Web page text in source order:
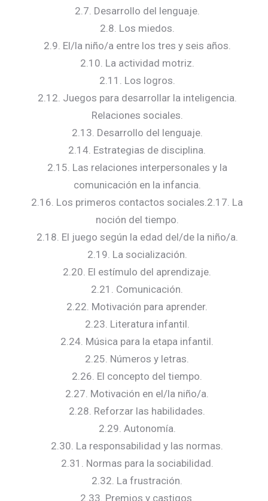
2.7. Desarrollo del lenguaje.
2.8. Los miedos.
2.9. El/la niño/a entre los tres y seis años.
2.10. La actividad motriz.
2.11. Los logros.
2.12. Juegos para desarrollar la inteligencia.
Relaciones sociales.
2.13. Desarrollo del lenguaje.
2.14. Estrategias de disciplina.
2.15. Las relaciones interpersonales y la
comunicación en la infancia.
2.16. Los primeros contactos sociales.2.17. La
noción del tiempo.
2.18. El juego según la edad del/de la niño/a.
2.19. La socialización.
2.20. El estímulo del aprendizaje.
2.21. Comunicación.
2.22. Motivación para aprender.
2.23. Literatura infantil.
2.24. Música para la etapa infantil.
2.25. Números y letras.
2.26. El concepto del tiempo.
2.27. Motivación en el/la niño/a.
2.28. Reforzar las habilidades.
2.29. Autonomía.
2.30. La responsabilidad y las normas.
2.31. Normas para la sociabilidad.
2.32. La frustración.
2.33. Premios y castigos.